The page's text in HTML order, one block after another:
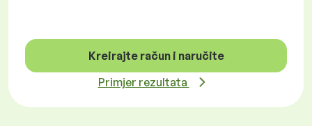
Kreirajte račun i naručite
Primjer rezultata